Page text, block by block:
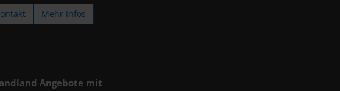
Mehr Infos
Angebote mit